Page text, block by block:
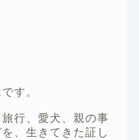
す。
行、愛犬、親の事
、生きてきた証し